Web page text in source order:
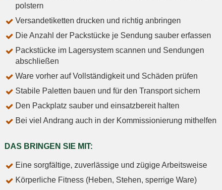
polstern
Versandetiketten drucken und richtig anbringen
Die Anzahl der Packstücke je Sendung sauber erfassen
Packstücke im Lagersystem scannen und Sendungen
abschließen
Ware vorher auf Vollständigkeit und Schäden prüfen
Stabile Paletten bauen und für den Transport sichern
Den Packplatz sauber und einsatzbereit halten
Bei viel Andrang auch in der Kommissionierung mithelfen
DAS BRINGEN SIE MIT:
Eine sorgfältige, zuverlässige und zügige Arbeitsweise
Körperliche Fitness (Heben, Stehen, sperrige Ware)